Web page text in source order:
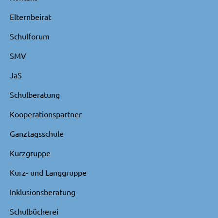
Elternbeirat
Schulforum
SMV
JaS
Schulberatung
Kooperationspartner
Ganztagsschule
Kurzgruppe
Kurz- und Langgruppe
Inklusionsberatung
Schulbücherei